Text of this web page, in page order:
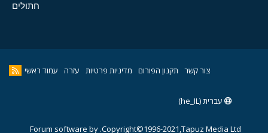
חתולים
צור קשר תקנון הפורום מדיניות פרטיות עזרה עמוד ראשי
עברית (he_IL)
Copyright©1996-2021,Tapuz Media Ltd.
Forum software by